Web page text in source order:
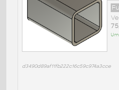
d3490d89af11fb222c16c59c974a3cce